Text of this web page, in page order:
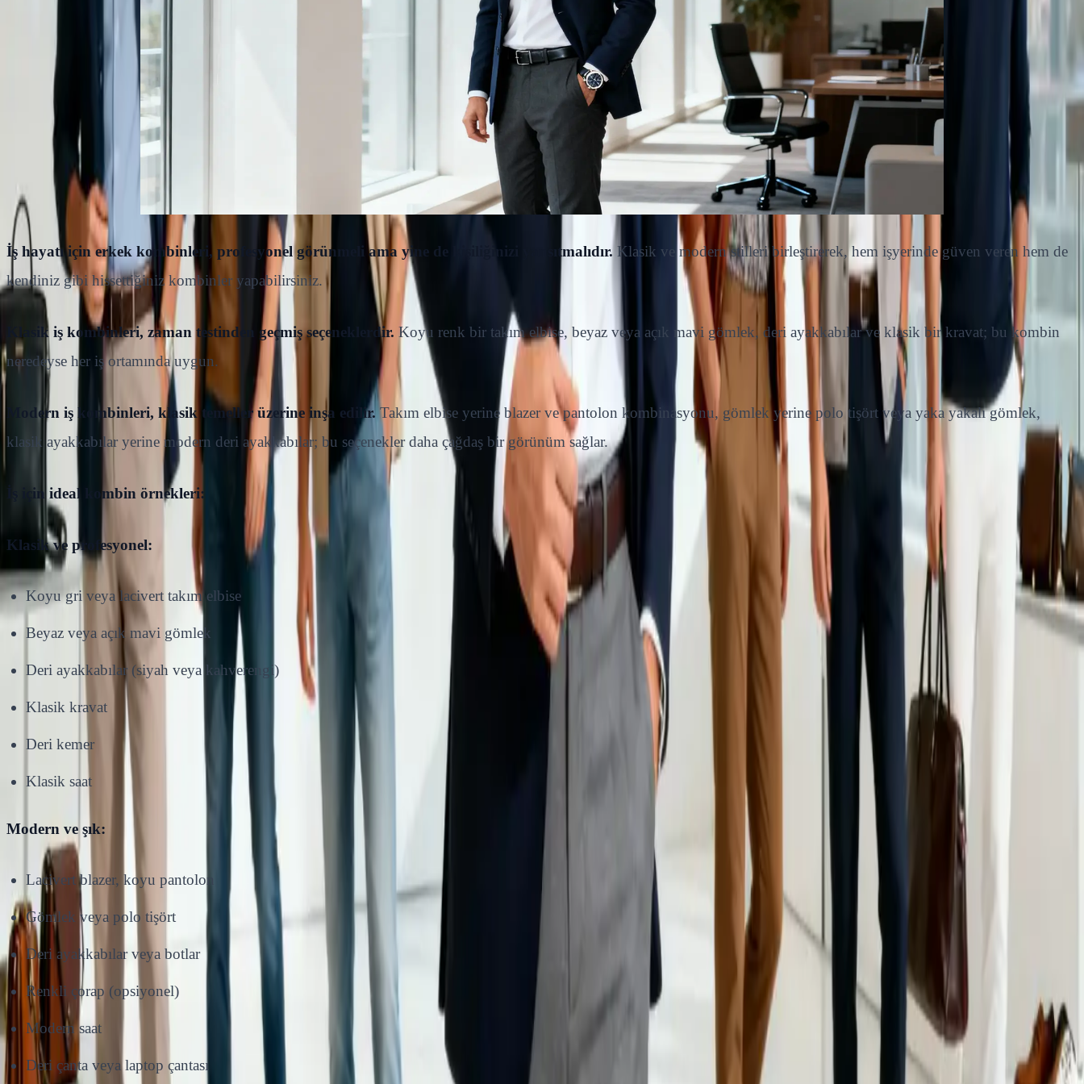
İş hayatı için erkek kombinleri, profesyonel görünmeli ama yine de kişiliğinizi yansıtmalıdır. Klasik ve modern stilleri birleştirerek, hem işyerinde güven veren hem de
kendiniz gibi hissettiğiniz kombinler yapabilirsiniz.
Klasik iş kombinleri, zaman testinden geçmiş seçeneklerdir. Koyu renk bir takım elbise, beyaz veya açık mavi gömlek, deri ayakkabılar ve klasik bir kravat; bu kombin
neredeyse her iş ortamında uygun.
Modern iş kombinleri, klasik temeller üzerine inşa edilir. Takım elbise yerine blazer ve pantolon kombinasyonu, gömlek yerine polo tişört veya yaka yakalı gömlek,
klasik ayakkabılar yerine modern deri ayakkabılar; bu seçenekler daha çağdaş bir görünüm sağlar.
İş için ideal kombin örnekleri:
Klasik ve profesyonel:
Koyu gri veya lacivert takım elbise
Beyaz veya açık mavi gömlek
Deri ayakkabılar (siyah veya kahverengi)
Klasik kravat
Deri kemer
Klasik saat
Modern ve şık:
Lacivert blazer, koyu pantolon
Gömlek veya polo tişört
Deri ayakkabılar veya botlar
Renkli çorap (opsiyonel)
Modern saat
Deri çanta veya laptop çantası